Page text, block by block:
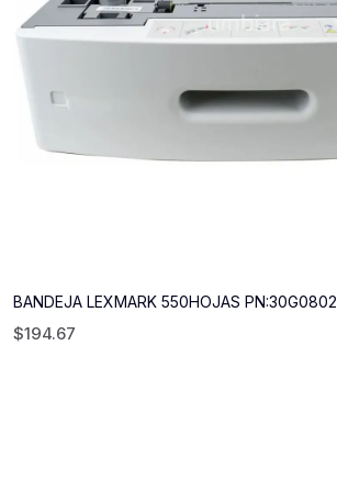
BANDEJA LEXMARK 550HOJAS PN:30G0802
$194.67